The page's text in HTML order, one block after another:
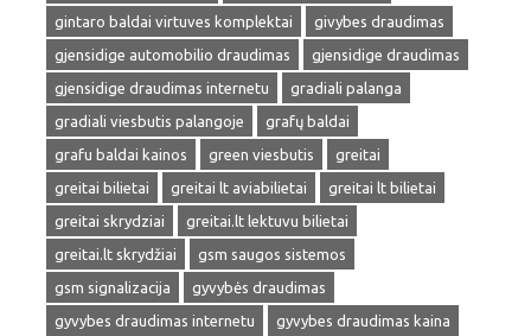
gintaro baldai virtuves komplektai
givybes draudimas
gjensidige automobilio draudimas
gjensidige draudimas
gjensidige draudimas internetu
gradiali palanga
gradiali viesbutis palangoje
grafų baldai
grafu baldai kainos
green viesbutis
greitai
greitai bilietai
greitai lt aviabilietai
greitai lt bilietai
greitai skrydziai
greitai.lt lektuvu bilietai
greitai.lt skrydžiai
gsm saugos sistemos
gsm signalizacija
gyvybės draudimas
gyvybes draudimas internetu
gyvybes draudimas kaina